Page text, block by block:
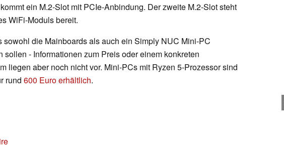
ein M.2-Slot mit PCIe-Anbindung. Der zweite M.2-Slot steht
WiFi-Moduls bereit.
sowohl die Mainboards als auch ein Simply NUC Mini-PC
sollen - Informationen zum Preis oder einem konkreten
liegen aber noch nicht vor. Mini-PCs mit Ryzen 5-Prozessor sind
rund 600 Euro erhältlich.